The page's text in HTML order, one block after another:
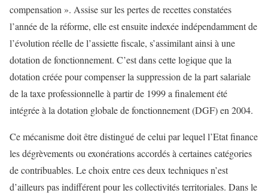
compensation ». Assise sur les pertes de recettes constatées
l’année de la réforme, elle est ensuite indexée indépendamment de
l’évolution réelle de l’assiette fiscale, s’assimilant ainsi à une
dotation de fonctionnement. C’est dans cette logique que la
dotation créée pour compenser la suppression de la part salariale
de la taxe professionnelle à partir de 1999 a finalement été
intégrée à la dotation globale de fonctionnement (DGF) en 2004.
Ce mécanisme doit être distingué de celui par lequel l’Etat finance
les dégrèvements ou exonérations accordés à certaines catégories
de contribuables. Le choix entre ces deux techniques n’est
d’ailleurs pas indifférent pour les collectivités territoriales. Dans le